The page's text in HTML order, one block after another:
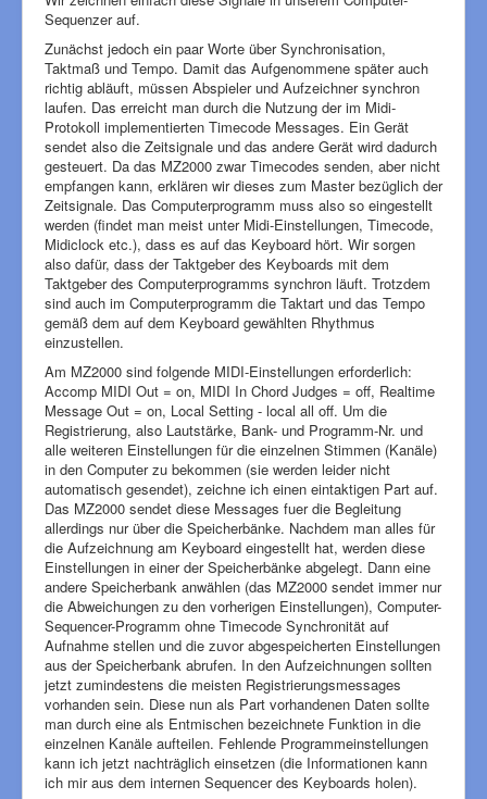
Sequenzer auf.
Zunächst jedoch ein paar Worte über Synchronisation,
Taktmaß und Tempo. Damit das Aufgenommene später auch
richtig abläuft, müssen Abspieler und Aufzeichner synchron
laufen. Das erreicht man durch die Nutzung der im Midi-
Protokoll implementierten Timecode Messages. Ein Gerät
sendet also die Zeitsignale und das andere Gerät wird dadurch
gesteuert. Da das MZ2000 zwar Timecodes senden, aber nicht
empfangen kann, erklären wir dieses zum Master bezüglich der
Zeitsignale. Das Computerprogramm muss also so eingestellt
werden (findet man meist unter Midi-Einstellungen, Timecode,
Midiclock etc.), dass es auf das Keyboard hört. Wir sorgen
also dafür, dass der Taktgeber des Keyboards mit dem
Taktgeber des Computerprogramms synchron läuft. Trotzdem
sind auch im Computerprogramm die Taktart und das Tempo
gemäß dem auf dem Keyboard gewählten Rhythmus
einzustellen.
Am MZ2000 sind folgende MIDI-Einstellungen erforderlich:
Accomp MIDI Out = on, MIDI In Chord Judges = off, Realtime
Message Out = on, Local Setting - local all off. Um die
Registrierung, also Lautstärke, Bank- und Programm-Nr. und
alle weiteren Einstellungen für die einzelnen Stimmen (Kanäle)
in den Computer zu bekommen (sie werden leider nicht
automatisch gesendet), zeichne ich einen eintaktigen Part auf.
Das MZ2000 sendet diese Messages fuer die Begleitung
allerdings nur über die Speicherbänke. Nachdem man alles für
die Aufzeichnung am Keyboard eingestellt hat, werden diese
Einstellungen in einer der Speicherbänke abgelegt. Dann eine
andere Speicherbank anwählen (das MZ2000 sendet immer nur
die Abweichungen zu den vorherigen Einstellungen), Computer-
Sequencer-Programm ohne Timecode Synchronität auf
Aufnahme stellen und die zuvor abgespeicherten Einstellungen
aus der Speicherbank abrufen. In den Aufzeichnungen sollten
jetzt zumindestens die meisten Registrierungsmessages
vorhanden sein. Diese nun als Part vorhandenen Daten sollte
man durch eine als Entmischen bezeichnete Funktion in die
einzelnen Kanäle aufteilen. Fehlende Programmeinstellungen
kann ich jetzt nachträglich einsetzen (die Informationen kann
ich mir aus dem internen Sequencer des Keyboards holen).